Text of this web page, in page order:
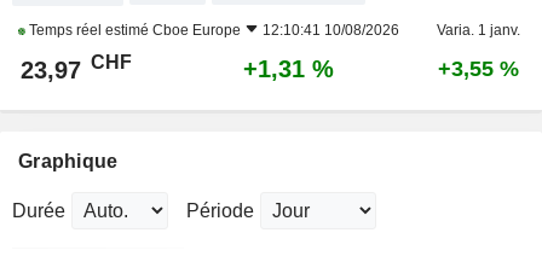
Temps réel estimé Cboe Europe 12:10:41 10/08/2026 Varia. 1 janv.
23,97 CHF +1,31 % +3,55 %
Graphique
Durée Période